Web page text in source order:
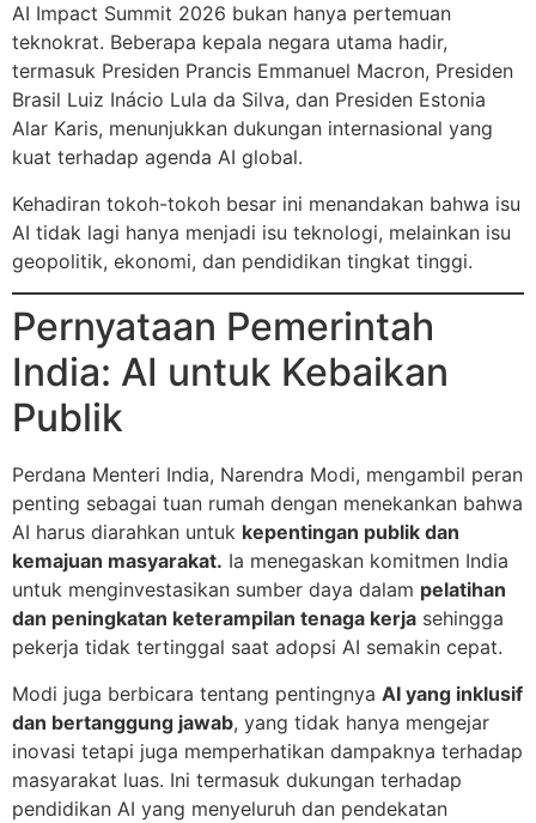
AI Impact Summit 2026 bukan hanya pertemuan
teknokrat. Beberapa kepala negara utama hadir,
termasuk Presiden Prancis Emmanuel Macron, Presiden
Brasil Luiz Inácio Lula da Silva, dan Presiden Estonia
Alar Karis, menunjukkan dukungan internasional yang
kuat terhadap agenda AI global.
Kehadiran tokoh-tokoh besar ini menandakan bahwa isu
AI tidak lagi hanya menjadi isu teknologi, melainkan isu
geopolitik, ekonomi, dan pendidikan tingkat tinggi.
Pernyataan Pemerintah
India: AI untuk Kebaikan
Publik
Perdana Menteri India, Narendra Modi, mengambil peran
penting sebagai tuan rumah dengan menekankan bahwa
AI harus diarahkan untuk kepentingan publik dan
kemajuan masyarakat. Ia menegaskan komitmen India
untuk menginvestasikan sumber daya dalam pelatihan
dan peningkatan keterampilan tenaga kerja sehingga
pekerja tidak tertinggal saat adopsi AI semakin cepat.
Modi juga berbicara tentang pentingnya AI yang inklusif
dan bertanggung jawab, yang tidak hanya mengejar
inovasi tetapi juga memperhatikan dampaknya terhadap
masyarakat luas. Ini termasuk dukungan terhadap
pendidikan AI yang menyeluruh dan pendekatan